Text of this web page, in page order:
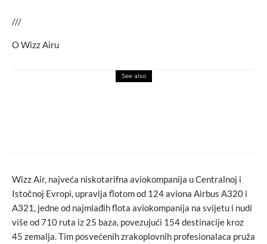
///
O Wizz Airu
See also
Wizz Air, najveća niskotarifna aviokompanija u Centralnoj i
Istočnoj Evropi, upravlja flotom od 124 aviona Airbus A320 i
A321, jedne od najmlađih flota aviokompanija na svijetu i nudi
više od 710 ruta iz 25 baza, povezujući 154 destinacije kroz
45 zemalja. Tim posvećenih zrakoplovnih profesionalaca pruža